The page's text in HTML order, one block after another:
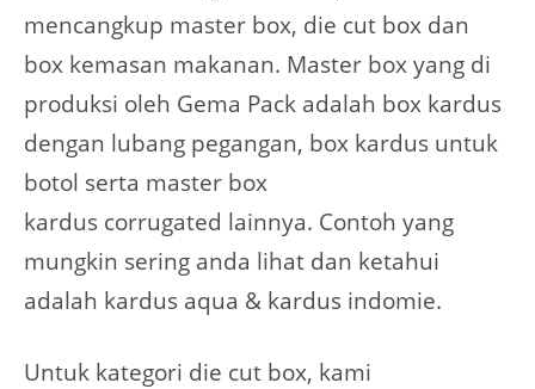
mencangkup master box, die cut box dan
box kemasan makanan. Master box yang di
produksi oleh Gema Pack adalah box kardus
dengan lubang pegangan, box kardus untuk
botol serta master box
kardus corrugated lainnya. Contoh yang
mungkin sering anda lihat dan ketahui
adalah kardus aqua & kardus indomie.
Untuk kategori die cut box, kami